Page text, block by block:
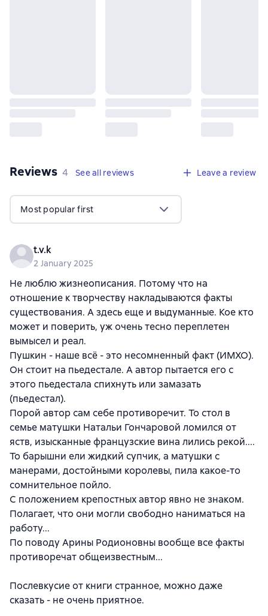
Reviews 4 reviews
4 See all reviews Leave a review
Most popular first
t.v.k
2 January 2025
Не люблю жизнеописания. Потому что на
отношение к творчеству накладываются факты
существования. А здесь еще и выдуманные. Кое кто
может и поверить, уж очень тесно переплетен
вымысел и реал.
Пушкин - наше всё - это несомненный факт (ИМХО).
Он стоит на пьедестале. А автор пытается его с
этого пьедестала спихнуть или замазать
(пьедестал).
Порой автор сам себе противоречит. То стол в
семье матушки Натальи Гончаровой ломился от
яств, изысканные французские вина лились рекой....
То барышни ели жидкий супчик, а матушки с
манерами, достойными королевы, пила какое-то
сомнительное пойло.
С положением крепостных автор явно не знаком.
Полагает, что они могли свободно наниматься на
работу...
По поводу Арины Родионовны вообще все факты
противоречат общеизвестным...
Послевкусие от книги странное, можно даже
сказать - не очень приятное.